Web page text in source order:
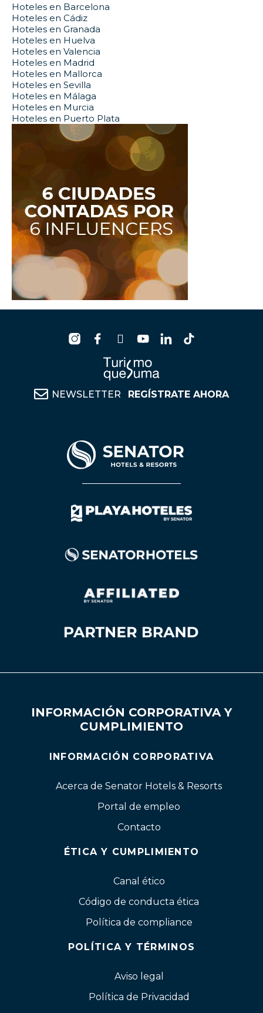
Hoteles en Barcelona
Hoteles en Cádiz
Hoteles en Granada
Hoteles en Huelva
Hoteles en Valencia
Hoteles en Madrid
Hoteles en Mallorca
Hoteles en Sevilla
Hoteles en Málaga
Hoteles en Murcia
Hoteles en Puerto Plata
NEWSLETTER REGÍSTRATE AHORA
INFORMACIÓN CORPORATIVA Y
CUMPLIMIENTO
INFORMACIÓN CORPORATIVA
Acerca de Senator Hotels & Resorts
Portal de empleo
Contacto
ÉTICA Y CUMPLIMIENTO
Canal ético
Código de conducta ética
Política de compliance
POLÍTICA Y TÉRMINOS
Aviso legal
Política de Privacidad